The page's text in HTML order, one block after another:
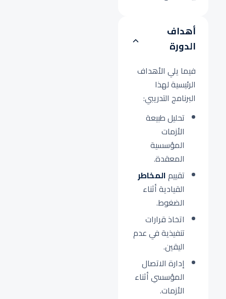
أهداف
الدورة
فيما يلي الأهداف
الرئيسية لهذا
البرنامج التدريبي:
تحليل طبيعة
الأزمات
المؤسسية
المعقدة.
تقييمالمخاطر
القيادية أثناء
الضغوط.
اتخاذ قرارات
تنفيذية في عدم
اليقين.
إدارة الاتصال
المؤسسي أثناء
الأزمات.